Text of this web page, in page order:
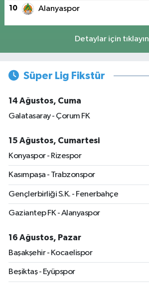
10 Alanyaspor
Detaylar için tıklayın
Süper Lig Fikstür
14 Ağustos, Cuma
Galatasaray - Çorum FK
15 Ağustos, Cumartesi
Konyaspor - Rizespor
Kasımpaşa - Trabzonspor
Gençlerbirliği S.K. - Fenerbahçe
Gaziantep FK - Alanyaspor
16 Ağustos, Pazar
Başakşehir - Kocaelispor
Beşiktaş - Eyüpspor